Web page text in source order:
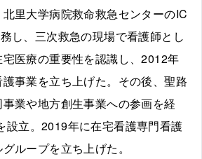
里大学病院救命救急センターのIC
し、三次救急の現場で看護師とし
医療の重要性を認識し、2012年
事業を立ち上げた。その後、聖路
業や地方創生事業への参画を経
設立。2019年に在宅看護専門看護
ループを立ち上げた。